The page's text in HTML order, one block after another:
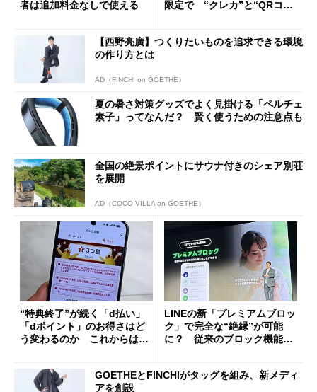
者は追加料金なしで使える
限定で “クレカ”と“QRコー
【西野亮廣】つくりたいものを追求できる環境
の作り方とは
AD（FINCHI on GOETHE）
夏の暑さ対策グッズでよく見掛ける「ペルチェ
素子」ってなんだ？ 賢く使うための注意点も
全国の絶景ポイントにサウナ付きのシェア別荘
を展開
AD（COCO VILLA on GOETHE）
“特典終了”が続く「d払い」
「dポイント」のお得さはど
う変わるのか これからは
LINEの新「プレミアムブロッ
ク」で完全な“絶縁”が可能
に？ 従来のブロック機能と
GOETHEとFINCHIがタッグを組み、新メディ
アを創設